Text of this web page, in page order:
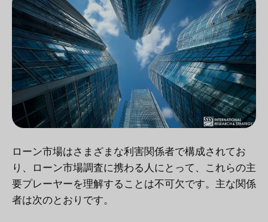
ローン市場はさまざまな利害関係者で構成されてお
り、ローン市場調査に携わる人にとって、これらの主
要プレーヤーを理解することは不可欠です。主な関係
者は次のとおりです。